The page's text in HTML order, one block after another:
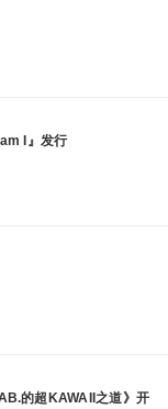
I』发行
的超KAWAII之道》开